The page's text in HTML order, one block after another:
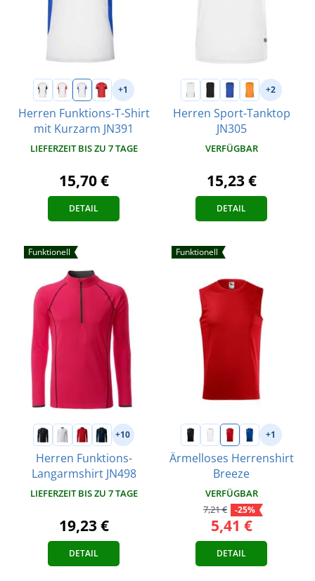
+1
Herren Funktions-T-Shirt
mit Kurzarm JN391
LIEFERZEIT BIS ZU 7 TAGE
15,70 €
DETAIL
+2
Herren Sport-Tanktop
JN305
VERFÜGBAR
15,23 €
DETAIL
Funktionell
+10
Herren Funktions-
Langarmshirt JN498
LIEFERZEIT BIS ZU 7 TAGE
19,23 €
DETAIL
Funktionell
+1
Ärmelloses Herrenshirt
Breeze
VERFÜGBAR
7,21 €
-25%
5,41 €
DETAIL